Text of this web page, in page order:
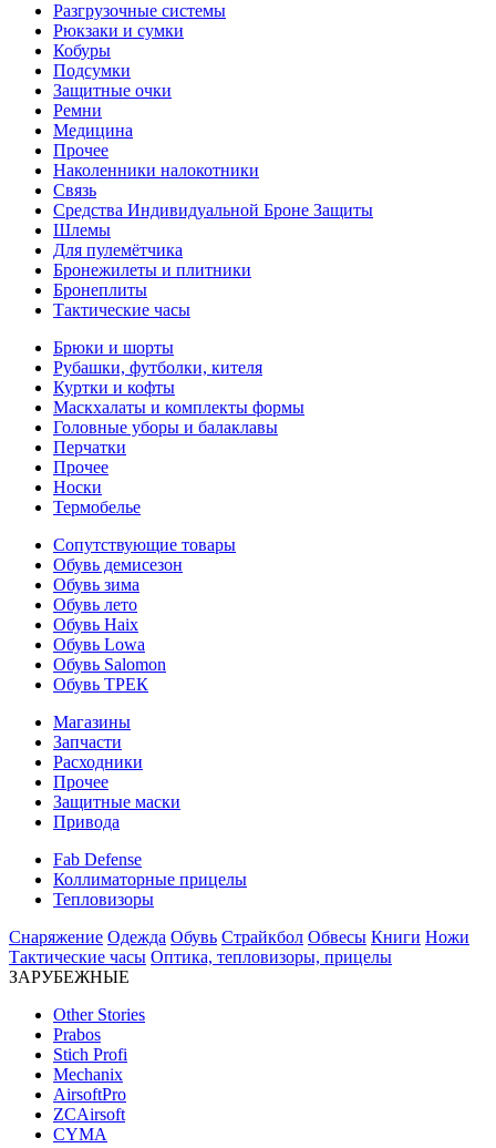
Разгрузочные системы
Рюкзаки и сумки
Кобуры
Подсумки
Защитные очки
Ремни
Медицина
Прочее
Наколенники налокотники
Связь
Средства Индивидуальной Броне Защиты
Шлемы
Для пулемётчика
Бронежилеты и плитники
Бронеплиты
Тактические часы
Брюки и шорты
Рубашки, футболки, кителя
Куртки и кофты
Маскхалаты и комплекты формы
Головные уборы и балаклавы
Перчатки
Прочее
Носки
Термобелье
Сопутствующие товары
Обувь демисезон
Обувь зима
Обувь лето
Обувь Haix
Обувь Lowa
Обувь Salomon
Обувь ТРЕК
Магазины
Запчасти
Расходники
Прочее
Защитные маски
Привода
Fab Defense
Коллиматорные прицелы
Тепловизоры
Снаряжение Одежда Обувь Страйкбол Обвесы Книги Ножи
Тактические часы Оптика, тепловизоры, прицелы
ЗАРУБЕЖНЫЕ
Other Stories
Prabos
Stich Profi
Mechanix
AirsoftPro
ZCAirsoft
CYMA